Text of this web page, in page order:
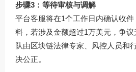
步骤3：等待审核与调解
平台客服将在1个工作日内确认收
料，若涉及金额超过1万美元，争
队由区块链法律专家、风控人员和
决公正。